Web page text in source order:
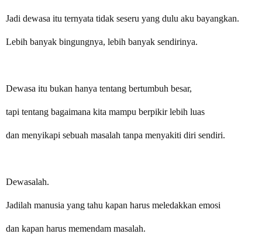
Jadi dewasa itu ternyata tidak seseru yang dulu aku bayangkan.
Lebih banyak bingungnya, lebih banyak sendirinya.
Dewasa itu bukan hanya tentang bertumbuh besar,
tapi tentang bagaimana kita mampu berpikir lebih luas
dan menyikapi sebuah masalah tanpa menyakiti diri sendiri.
Dewasalah.
Jadilah manusia yang tahu kapan harus meledakkan emosi
dan kapan harus memendam masalah.